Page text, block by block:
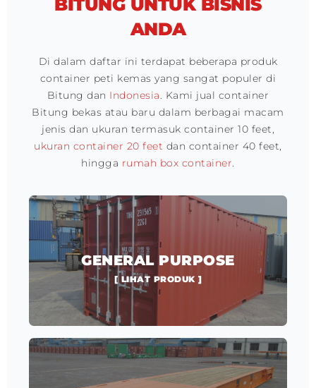
ANDA
Di dalam daftar ini terdapat beberapa produk
container peti kemas yang sangat populer di
Bitung dan Indonesia . Kami jual container
Bitung bekas atau baru dalam berbagai macam
jenis dan ukuran termasuk container 10 feet,
ukuran container 20 feet dan container 40 feet,
hingga rumah box container
GENERAL PURPOSE
[ LIHAT PRODUK ]